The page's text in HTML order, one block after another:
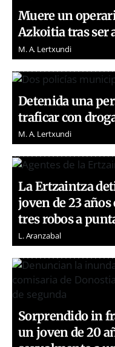
Muere un
Azkoitia tras ser
M. A. Lertxundi
Detenida una
traficar con
M. A. Lertxundi
La Ertzaintza
joven de 23
tres robos a
L. Aranzabal
Sorprendido in
un joven de 20